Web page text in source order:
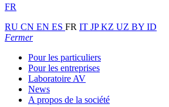
FR
RU CN EN ES FR IT JPKZ UZ BY ID
Fermer
Pour les particuliers
Pour les entreprises
Laboratoire AV
News
A propos de la société